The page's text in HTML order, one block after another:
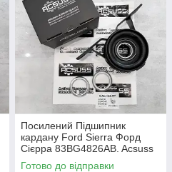
Посилений Підшипник
кардану Ford Sierra Форд
Сієрра 83BG4826AB. Acsuss
КОРЕЯ!
Готово до відправки